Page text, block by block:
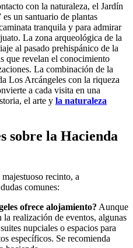
con la naturaleza, el Jardín
un santuario de plantas
tranquila y para admirar
La zona arqueológica de la
al pasado prehispánico de la
que revelan el conocimiento
La combinación de la
Los Arcángeles con la riqueza
a cada visita en una
el arte y la naturaleza
sobre la Hacienda
recinto, a
comunes:
ofrece alojamiento? Aunque
realización de eventos, algunas
nupciales o espacios para
específicos. Se recomienda